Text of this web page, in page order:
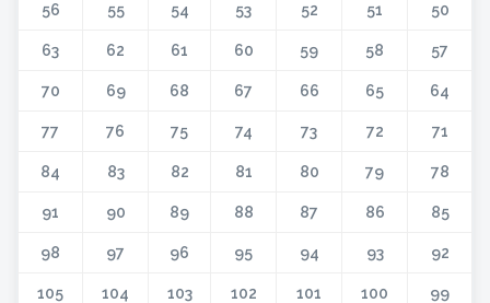
50
51
52
53
54
55
56
57
58
59
60
61
62
63
64
65
66
67
68
69
70
71
72
73
74
75
76
77
78
79
80
81
82
83
84
85
86
87
88
89
90
91
92
93
94
95
96
97
98
99
100
101
102
103
104
105